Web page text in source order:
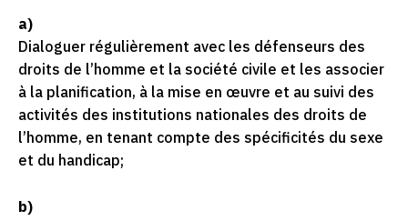
a)
Dialoguer régulièrement avec les défenseurs des
droits de l’homme et la société civile et les associer
à la planification, à la mise en œuvre et au suivi des
activités des institutions nationales des droits de
l’homme, en tenant compte des spécificités du sexe
et du handicap;
b)